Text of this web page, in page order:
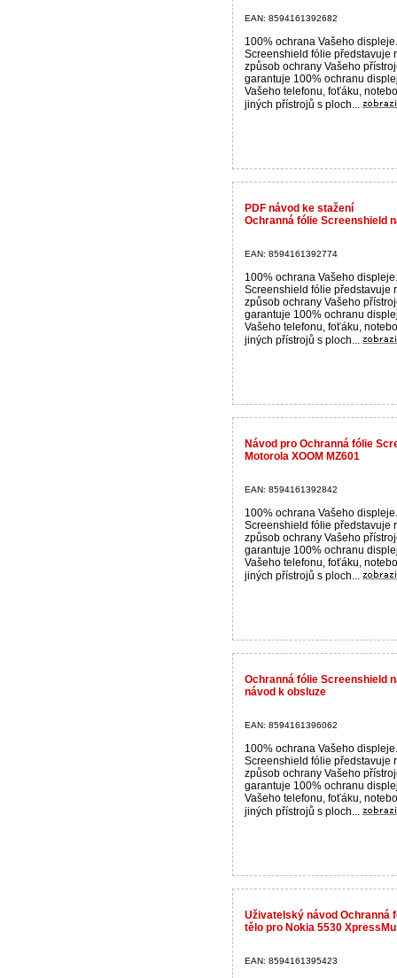
EAN: 8594161392682
100% ochrana Vašeho displeje.
Screenshield fólie představuje
způsob ochrany Vašeho
garantuje 100% ochranu
Vašeho telefonu, foťáku,
jiných přístrojů s ploch...
PDF návod ke stažení
Ochranná fólie Screenshield
EAN: 8594161392774
100% ochrana Vašeho displeje.
Screenshield fólie představuje
způsob ochrany Vašeho
garantuje 100% ochranu
Vašeho telefonu, foťáku,
jiných přístrojů s ploch...
Návod pro Ochranná fólie
Motorola XOOM MZ601
EAN: 8594161392842
100% ochrana Vašeho displeje.
Screenshield fólie představuje
způsob ochrany Vašeho
garantuje 100% ochranu
Vašeho telefonu, foťáku,
jiných přístrojů s ploch...
Ochranná fólie Screenshield
návod k obsluze
EAN: 8594161396062
100% ochrana Vašeho displeje.
Screenshield fólie představuje
způsob ochrany Vašeho
garantuje 100% ochranu
Vašeho telefonu, foťáku,
jiných přístrojů s ploch...
Uživatelský návod Ochranná
tělo pro Nokia 5530
EAN: 8594161395423